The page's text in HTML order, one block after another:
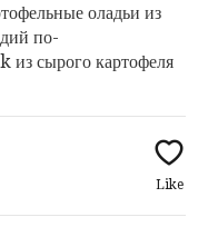
оладьи из
по-
сырого картофеля
Like